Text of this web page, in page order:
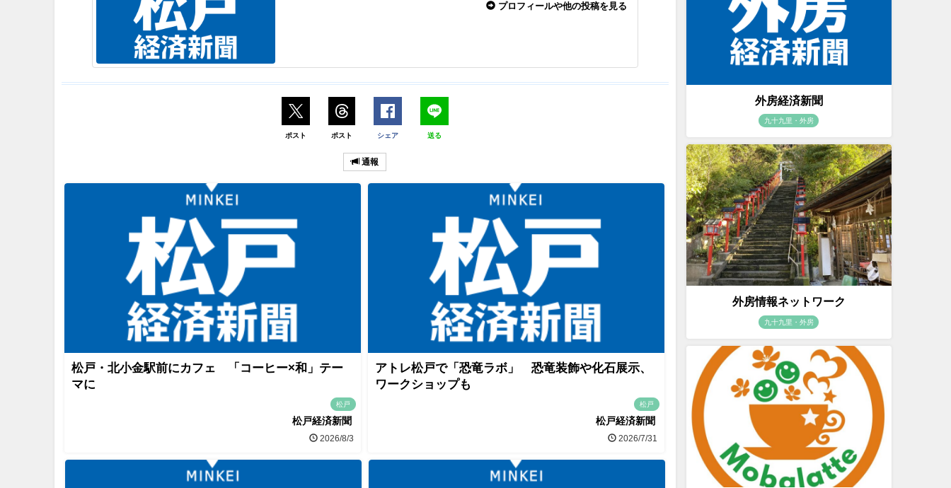
プロフィールや他の投稿を見る
ポスト ポスト シェア 送る
通報
松戸・北小金駅前にカフェ 「コーヒー×和」テー
マに
松戸
松戸経済新聞
2026/8/3
アトレ松戸で「恐竜ラボ」 恐竜装飾や化石展示、
ワークショップも
松戸
松戸経済新聞
2026/7/31
外房経済新聞
九十九里・外房
外房情報ネットワーク
九十九里・外房